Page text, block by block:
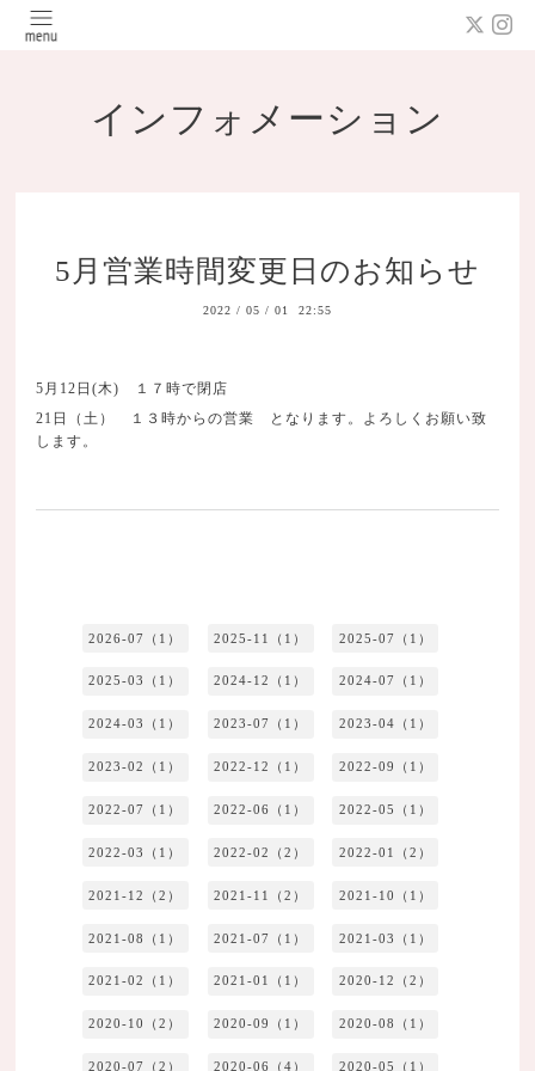
インフォメーション
5月営業時間変更日のお知らせ
2022 / 05 / 01 22:55
5月12日(木) １７時で閉店
21日（土） １３時からの営業 となります。よろしくお願い致
します。
2026-07（1） 2025-11（1） 2025-07（1）
2025-03（1） 2024-12（1） 2024-07（1）
2024-03（1） 2023-07（1） 2023-04（1）
2023-02（1） 2022-12（1） 2022-09（1）
2022-07（1） 2022-06（1） 2022-05（1）
2022-03（1） 2022-02（2） 2022-01（2）
2021-12（2） 2021-11（2） 2021-10（1）
2021-08（1） 2021-07（1） 2021-03（1）
2021-02（1） 2021-01（1） 2020-12（2）
2020-10（2） 2020-09（1） 2020-08（1）
2020-07（2） 2020-06（4） 2020-05（1）